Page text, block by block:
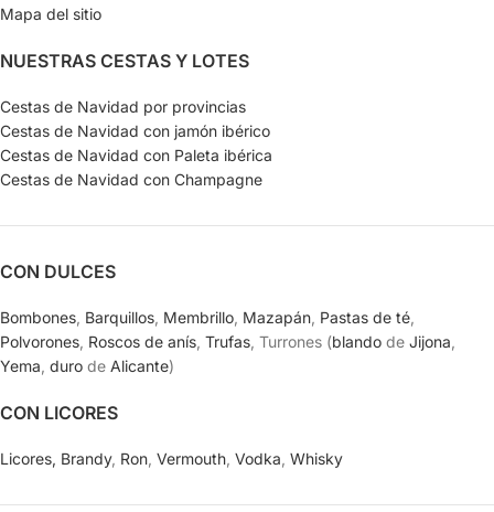
Mapa del sitio
NUESTRAS CESTAS Y LOTES
Cestas de Navidad por provincias
Cestas de Navidad con jamón ibérico
Cestas de Navidad con Paleta ibérica
Cestas de Navidad con Champagne
CON DULCES
Bombones Barquillos Membrillo Mazapán Pastas de té
Polvorones Roscos de anís Trufas , Turrones (blando de Jijona
Yema duro de Alicante)
CON LICORES
Licores, Brandy, Ron Vermouth Vodka Whisky